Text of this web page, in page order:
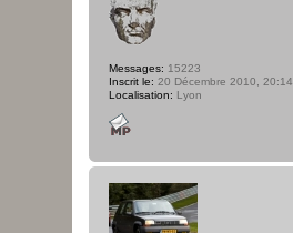
Messages: 15223
Inscrit le: 20 Décembre 2010, 20:14
Localisation: Lyon